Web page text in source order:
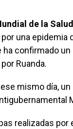
de la
una epidemia
ha confirmado
Ruanda.
mismo día,
realizadas por